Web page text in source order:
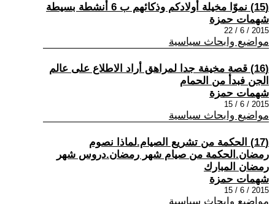
(15) نموّا مخيلة أولادكم وذكائهم ب 6 أنشطة بسيطة
شهمات حمزة
2015 / 6 / 22
مواضيع وابحاث سياسية
(16) قصة مخيفة جدا لمراهق أراد الاطلاع على عالم
الجن فبدأ من الحمام
شهمات حمزة
2015 / 6 / 15
مواضيع وابحاث سياسية
(17) الحكمة من تشريع الصيام.لماذا نصوم
رمضان.الحكمة من صيام شهر رمضان.دروس شهر
رمضان المبارك
شهمات حمزة
2015 / 6 / 15
مواضيع وابحاث سياسية